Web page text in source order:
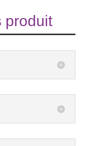
produit